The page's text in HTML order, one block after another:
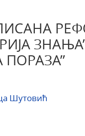
ПОРАЗА”
Шутовић